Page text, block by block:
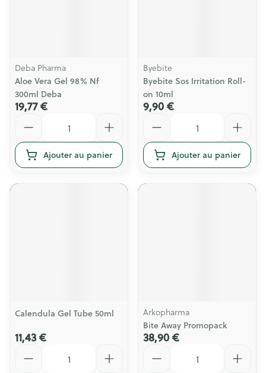
Deba Pharma
Aloe Vera Gel 98% Nf
300ml Deba
19,77 €
Ajouter au panier
Byebite
Byebite Sos Irritation Roll-
on 10ml
9,90 €
Ajouter au panier
Calendula Gel Tube 50ml
11,43 €
Arkopharma
Bite Away Promopack
38,90 €